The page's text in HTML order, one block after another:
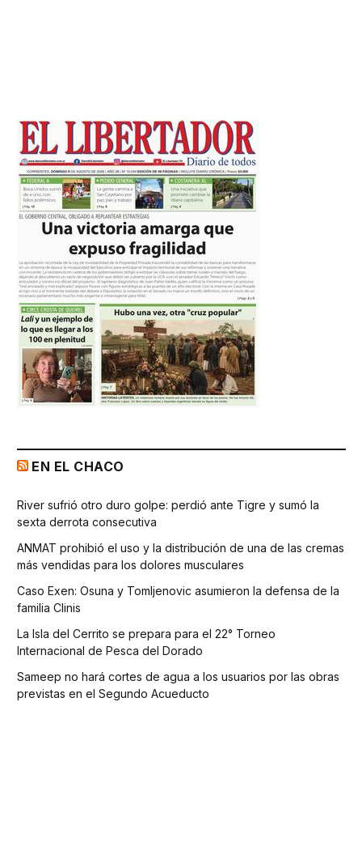
EN EL CHACO
River sufrió otro duro golpe: perdió ante Tigre y sumó la
sexta derrota consecutiva
ANMAT prohibió el uso y la distribución de una de las cremas
más vendidas para los dolores musculares
Caso Exen: Osuna y Tomljenovic asumieron la defensa de la
familia Clinis
La Isla del Cerrito se prepara para el 22° Torneo
Internacional de Pesca del Dorado
Sameep no hará cortes de agua a los usuarios por las obras
previstas en el Segundo Acueducto